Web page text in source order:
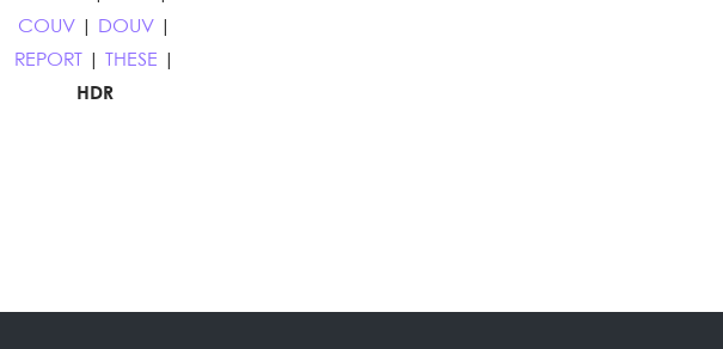
COUV
DOUV
REPORT
THESE
HDR